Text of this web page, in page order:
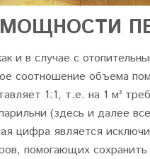
и в случае с
соотношение объема
1:1, т.е. на 1 м³
(здесь и далее
цифра является
помогающих